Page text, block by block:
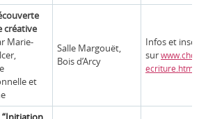
créative
Marie-
et
Salle Margouët,
Bois d’Arcy
Infos et
sur
ecriture.html